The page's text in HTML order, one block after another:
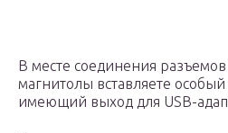
В месте соединения
магнитолы вставляете
имеющий выход для USB-